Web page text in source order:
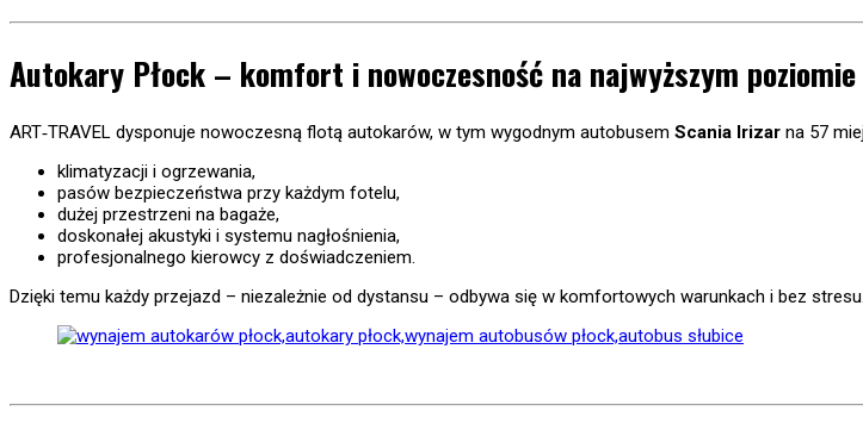
Autokary Płock – komfort i nowoczesność na najwyższym poziomie
ART‐TRAVEL dysponuje nowoczesną flotą autokarów, w tym wygodnym autobusem Scania Irizar na 57
klimatyzacji i ogrzewania,
pasów bezpieczeństwa przy każdym fotelu,
dużej przestrzeni na bagaże,
doskonałej akustyki i systemu nagłośnienia,
profesjonalnego kierowcy z doświadczeniem.
Dzięki temu każdy przejazd – niezależnie od dystansu – odbywa się w komfortowych warunkach i bez stresu.